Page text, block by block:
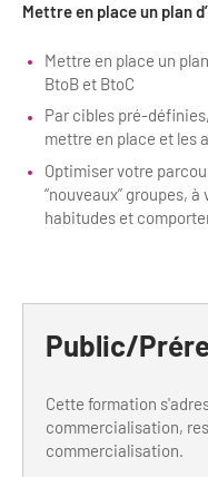
Mettre en place un plan
Mettre en place un
BtoB et BtoC
Par cibles pré-
mettre en place et les
Optimiser votre
“nouveaux” groupes,
habitudes et
Public/
Cette formation
commercialisation,
commercialisation.